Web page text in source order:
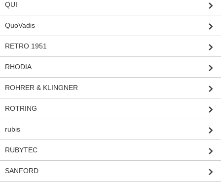
QUI
QuoVadis
RETRO 1951
RHODIA
ROHRER & KLINGNER
ROTRING
rubis
RUBYTEC
SANFORD